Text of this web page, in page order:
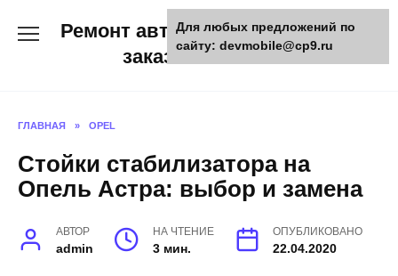
Ремонт авто и мото техники,
заказ запчастей
ГЛАВНАЯ » OPEL
Стойки стабилизатора на
Опель Астра: выбор и замена
АВТОР
admin
НА ЧТЕНИЕ
3 мин.
ОПУБЛИКОВАНО
22.04.2020
Для любых предложений по
сайту: devmobile@cp9.ru